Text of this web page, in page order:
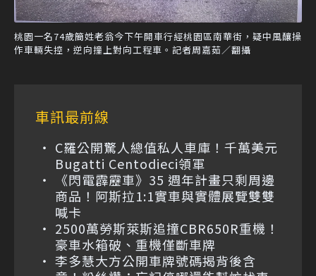
桃園一名74歲簡姓老翁今下午開車行經桃園區南華街，疑中風釀操
作車輛失控，逆向撞上對向工程車。記者周嘉茹／翻攝
車訊最前線
C羅公開驚人總值私人車庫！千萬美元
Bugatti Centodieci領軍
《閃電霹靂車》35 週年計畫只剩周邊
商品！阿斯拉1:1實車與實體展覽雙雙
喊卡
2500萬勞斯萊斯追撞CBR650R重機！
豪車水箱破、重機僅斷車牌
李多慧大方公開車牌號碼揭背後含